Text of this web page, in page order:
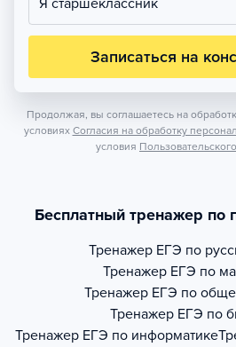
Я старшеклассник
Записаться на
Продолжая, вы соглашаетесь на
условиях Согласия на обработку
условия
Бесплатный тренажер по
Тренажер ЕГЭ по
Тренажер ЕГЭ по
Тренажер ЕГЭ по
Тренажер ЕГЭ по
Тренажер ЕГЭ по информатике